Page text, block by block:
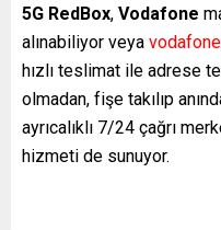
5G RedBox, Vodafone
alınabiliyor veya
hızlı teslimat ile adrese
olmadan, fişe takılıp
ayrıcalıklı 7/24 çağrı
hizmeti de sunuyor.